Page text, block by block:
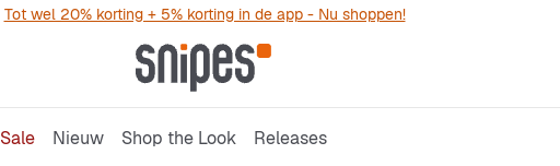
Tot wel 20% korting + 5% korting in de app - Nu shoppen!
Sale Nieuw Shop the Look Releases